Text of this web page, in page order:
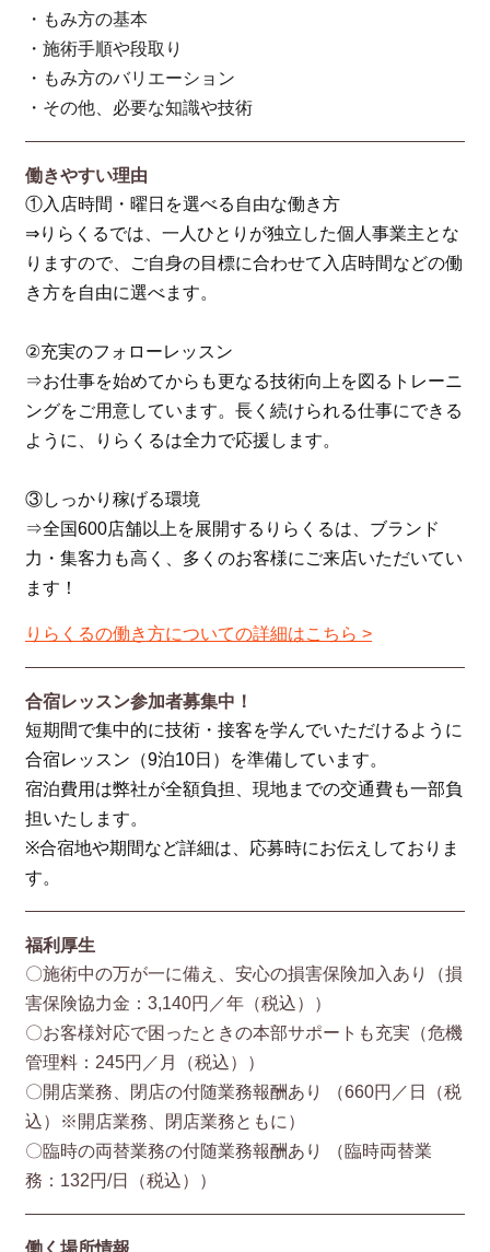
・もみ方の基本
・施術手順や段取り
・もみ方のバリエーション
・その他、必要な知識や技術
働きやすい理由
①入店時間・曜日を選べる自由な働き方
⇒りらくるでは、一人ひとりが独立した個人事業主とな
りますので、ご自身の目標に合わせて入店時間などの働
き方を自由に選べます。
②充実のフォローレッスン
⇒お仕事を始めてからも更なる技術向上を図るトレーニ
ングをご用意しています。長く続けられる仕事にできる
ように、りらくるは全力で応援します。
③しっかり稼げる環境
⇒全国600店舗以上を展開するりらくるは、ブランド
力・集客力も高く、多くのお客様にご来店いただいてい
ます！
りらくるの働き方についての詳細はこちら >
合宿レッスン参加者募集中！
短期間で集中的に技術・接客を学んでいただけるように
合宿レッスン（9泊10日）を準備しています。
宿泊費用は弊社が全額負担、現地までの交通費も一部負
担いたします。
※合宿地や期間など詳細は、応募時にお伝えしておりま
す。
福利厚生
〇施術中の万が一に備え、安心の損害保険加入あり（損
害保険協⼒⾦：3,140円／年（税込））
〇お客様対応で困ったときの本部サポートも充実（危機
管理料：245円／月（税込））
〇開店業務、閉店の付随業務報酬あり （660円／⽇（税
込）※開店業務、閉店業務ともに）
〇臨時の両替業務の付随業務報酬あり （臨時両替業
務：132円/⽇（税込））
働く場所情報